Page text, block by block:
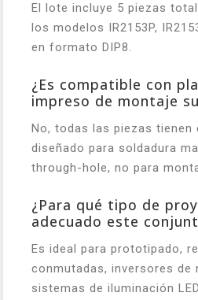
El lote incluye 5 piezas
los modelos IR2153P,
en formato DIP8.
¿Es compatible con
impreso de montaje
No, todas las piezas tienen
diseñado para soldadura
through-hole, no para
¿Para qué tipo de
adecuado este
Es ideal para prototipado,
conmutadas, inversores de
sistemas de iluminación